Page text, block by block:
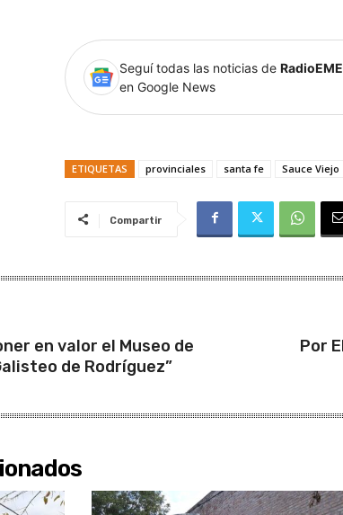
Seguí todas las noticias de
en Google News
ETIQUETAS provinciales santa fe Sauce Viejo
Compartir
en valor el Museo de
de Rodríguez”
Por